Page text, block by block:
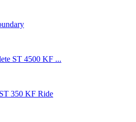
ST 4500 KF ...
350 KF Ride